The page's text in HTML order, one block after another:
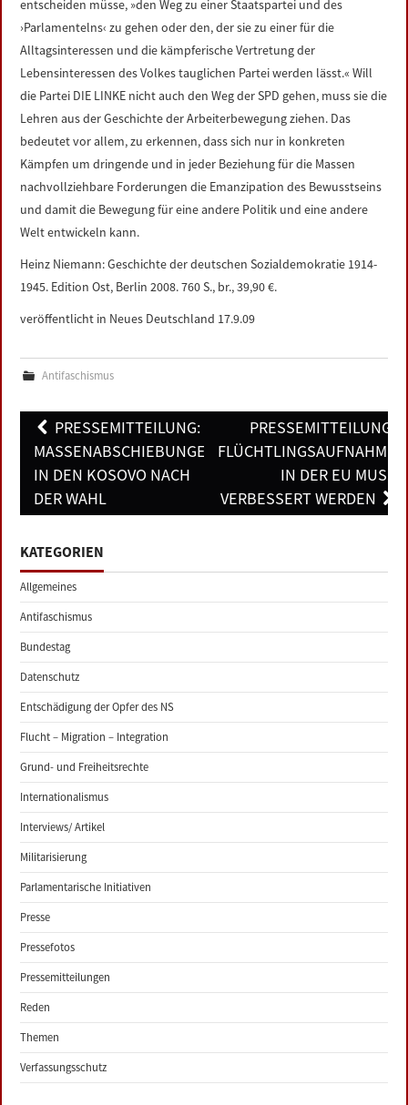
entscheiden müsse, »den Weg zu einer Staatspartei und des
›Parlamentelns‹ zu gehen oder den, der sie zu einer für die
Alltagsinteressen und die kämpferische Vertretung der
Lebensinteressen des Volkes tauglichen Partei werden lässt.« Will
die Partei DIE LINKE nicht auch den Weg der SPD gehen, muss sie die
Lehren aus der Geschichte der Arbeiterbewegung ziehen. Das
bedeutet vor allem, zu erkennen, dass sich nur in konkreten
Kämpfen um dringende und in jeder Beziehung für die Massen
nachvollziehbare Forderungen die Emanzipation des Bewusstseins
und damit die Bewegung für eine andere Politik und eine andere
Welt entwickeln kann.
Heinz Niemann: Geschichte der deutschen Sozialdemokratie 1914-
1945. Edition Ost, Berlin 2008. 760 S., br., 39,90 €.
veröffentlicht in Neues Deutschland 17.9.09
Antifaschismus
Post
navigation
PRESSEMITTEILUNG:
MASSENABSCHIEBUNGEN
IN DEN KOSOVO NACH
DER WAHL
PRESSEMITTEILUNG:
FLÜCHTLINGSAUFNAHME
IN DER EU MUSS
VERBESSERT WERDEN
KATEGORIEN
Allgemeines
Antifaschismus
Bundestag
Datenschutz
Entschädigung der Opfer des NS
Flucht – Migration – Integration
Grund- und Freiheitsrechte
Internationalismus
Interviews/ Artikel
Militarisierung
Parlamentarische Initiativen
Presse
Pressefotos
Pressemitteilungen
Reden
Themen
Verfassungsschutz